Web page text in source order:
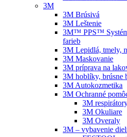
3M
3M Brúsivá
3M Leštenie
3M™ PPS™
farieb
3M Lepidlá, tmely,
3M Maskovanie
3M príprava na
3M hoblíky, brúsne
3M Autokozmetika
3M Ochranné
3M
3M Okuliare
3M Overaly
3M – vybavenie